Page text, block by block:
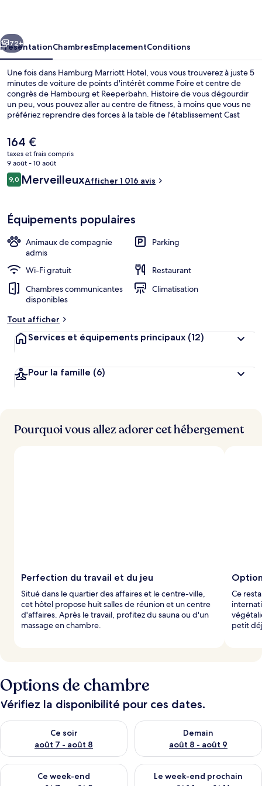
Suivant
72+
PrésentationChambresEmplacementConditions
Une fois dans Hamburg Marriott Hotel, vous vous trouverez à juste 5
minutes de voiture de points d'intérêt comme Foire et centre de
congrès de Hambourg et Reeperbahn. Histoire de vous dégourdir
un peu, vous pouvez aller au centre de fitness, à moins que vous ne
préfériez reprendre des forces à la table de l'établissement Cast
dîner et vous régale de ses spécialités Cuisine régionale. Cet hôtel
de luxe abrite en outre un bar / salon, un sauna et une terrasse. Les
autres voyageurs ne tarissent pas d'éloges en ce qui concerne le
personnel attentionné et l'emplacement. L'hébergement se situe à
une très courte distance à pied des transports publics : Station U-
Bahn Gänsemarkt se trouve à 2 min et Station U-Bahn
Le
prix
actuel
est
de
164 €
taxes et frais compris
9 août - 10 août
Avis
voyageurs
9,09,0 sur 10
MerveilleuxAfficher 1 016 avis
Équipements populaires
Animaux de compagnie
admis
Parking
Wi-Fi gratuit
Restaurant
Chambres communicantes
disponibles
Climatisation
Tout afficher
Services et équipements principaux (12)
Pour la famille (6)
Pourquoi vous allez adorer cet hébergement
Perfection du travail et du jeu
Situé dans le quartier des affaires et le centre-ville,
cet hôtel propose huit salles de réunion et un centre
d'affaires. Après le travail, profitez du sauna ou d'un
massage en chambre.
Ce
petit
Options de chambre
Vérifiez la disponibilité pour ces dates.
Ce soir
août 7 - août 8
Vérifier la disponibilité pour ce soir août 7 - août 8
Demain
août 8 - août 9
Vérifier la disponibilité pour
Ce week-end
Vérifier la disponibilité pour ce week-end août 7 - août 9
Le week-end prochain
Vérifier la disponibilité pour